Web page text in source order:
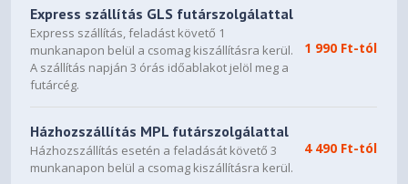
Express szállítás GLS futárszolgálattal
Express szállítás, feladást követő 1
munkanapon belül a csomag kiszállításra kerül.
A szállítás napján 3 órás időablakot jelöl meg a
futárcég.
1 990 Ft-tól
Házhozszállítás MPL futárszolgálattal
Házhozszállítás esetén a feladását követő 3
munkanapon belül a csomag kiszállításra kerül.
4 490 Ft-tól